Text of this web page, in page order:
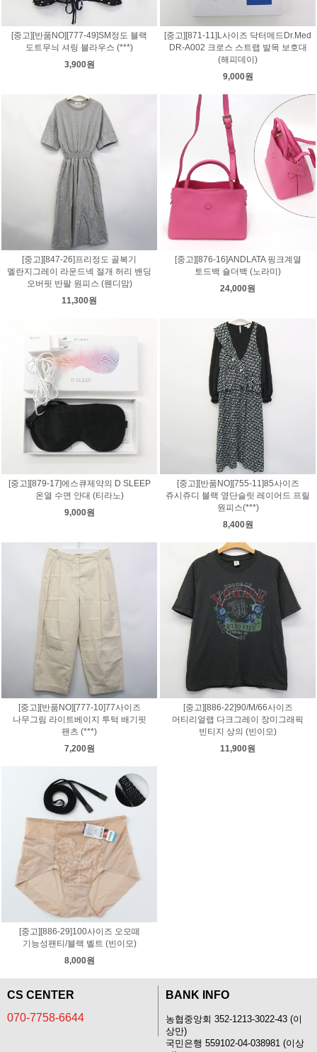
[중고][반품NO][777-49]SM정도 블랙
도트무늬 셔링 블라우스 (***)
3,900원
[중고][871-11]L사이즈 닥터메드Dr.Med
DR-A002 크로스 스트랩 발목 보호대
(해피데이)
9,000원
[중고][847-26]프리정도 골복기
멜란지그레이 라운드넥 절개 허리 밴딩
오버핏 반팔 원피스 (웬디맘)
11,300원
[중고][876-16]ANDLATA 핑크계열
토드백 숄더백 (노라미)
24,000원
[중고][879-17]에스큐제약의 D SLEEP
온열 수면 안대 (티라노)
9,000원
[중고][반품NO][755-11]85사이즈
쥬시쥬디 블랙 옆단슬릿 레이어드 프릴
원피스(***)
8,400원
[중고][반품NO][777-10]77사이즈
나무그림 라이트베이지 투턱 배기핏
팬츠 (***)
7,200원
[중고][886-22]90/M/66사이즈
머티리얼랩 다크그레이 장미그래픽
빈티지 상의 (빈이모)
11,900원
[중고][886-29]100사이즈 오모떼
기능성팬티/블랙 벨트 (빈이모)
8,000원
CS CENTER
070-7758-6644
BANK INFO
농협중앙회 352-1213-3022-43 (이
상만)
국민은행 559102-04-038981 (이상